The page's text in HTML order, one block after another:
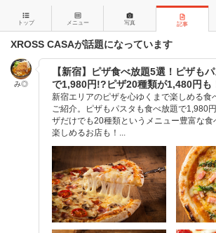
トップ メニュー 写真 記事
XROSS CASAが話題になっています
み◎
【新宿】ピザ食べ放題5選！ピザも
で1,980円!?ピザ20種類が1,480円も
新宿エリアのピザを心ゆくまで楽しめる食
ご紹介。ピザもパスタも食べ放題で1,980
ザだけでも20種類というメニュー豊富な
楽しめるお店も！...